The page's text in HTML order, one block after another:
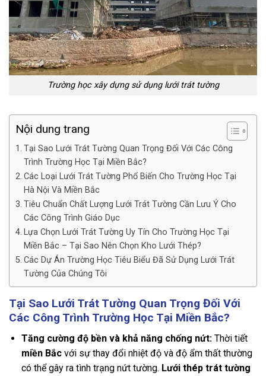
Trường học xây dựng sử dụng lưới trát tường
Nội dung trang
Tại Sao Lưới Trát Tường Quan Trọng Đối Với Các Công
Trình Trường Học Tại Miền Bắc?
Các Loại Lưới Trát Tường Phổ Biến Cho Trường Học Tại
Hà Nội Và Miền Bắc
Tiêu Chuẩn Chất Lượng Lưới Trát Tường Cần Lưu Ý Cho
Các Công Trình Giáo Dục
Lựa Chọn Lưới Trát Tường Uy Tín Cho Trường Học Tại
Miền Bắc – Tại Sao Nên Chọn Kho Lưới Thép?
Các Dự Án Trường Học Tiêu Biểu Đã Sử Dụng Lưới Trát
Tường Của Chúng Tôi
Tại Sao Lưới Trát Tường Quan Trọng Đối Với
Các Công Trình Trường Học Tại Miền Bắc?
Tăng cường độ bền và khả năng chống nứt:Thời tiết
miền Bắcvới sự thay đổi nhiệt độ và độ ẩm thất thường
có thể gây ra tình trạng nứt tường. Lưới thép trát tường